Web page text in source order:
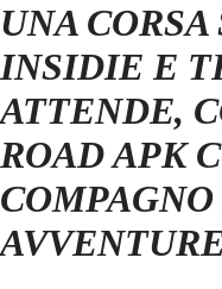
UNA
INSIDIE E
ATTENDE,
ROAD APK